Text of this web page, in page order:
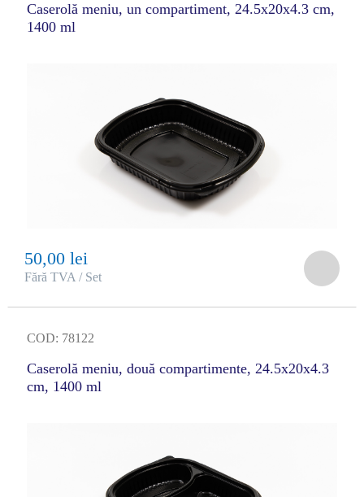
Caserolă meniu, un compartiment, 24.5x20x4.3 cm,
1400 ml
50,00 lei
Fără TVA / Set
COD: 78122
Caserolă meniu, două compartimente, 24.5x20x4.3
cm, 1400 ml